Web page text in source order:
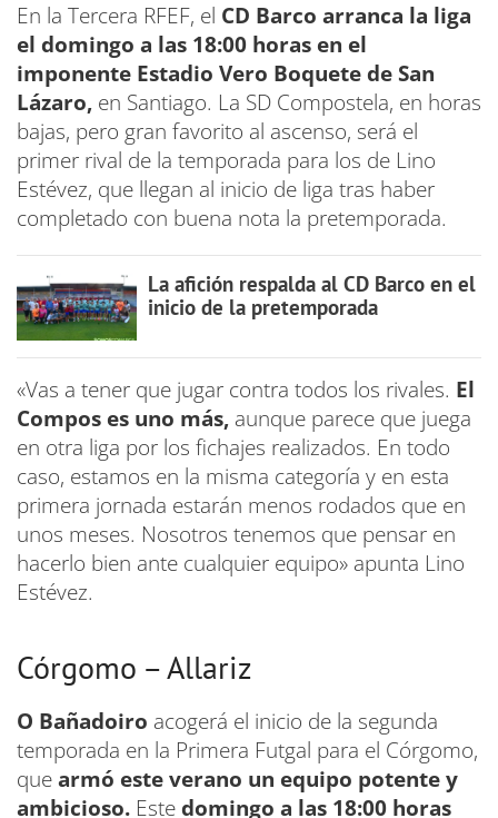
En la Tercera RFEF, el CD Barco arranca la liga
el domingo a las 18:00 horas en el
imponente Estadio Vero Boquete de San
Lázaro, en Santiago. La SD Compostela, en horas
bajas, pero gran favorito al ascenso, será el
primer rival de la temporada para los de Lino
Estévez, que llegan al inicio de liga tras haber
completado con buena nota la pretemporada.
La afición respalda al CD Barco en el
inicio de la pretemporada
«Vas a tener que jugar contra todos los rivales. El
Compos es uno más, aunque parece que juega
en otra liga por los fichajes realizados. En todo
caso, estamos en la misma categoría y en esta
primera jornada estarán menos rodados que en
unos meses. Nosotros tenemos que pensar en
hacerlo bien ante cualquier equipo» apunta Lino
Estévez.
Córgomo – Allariz
O Bañadoiro acogerá el inicio de la segunda
temporada en la Primera Futgal para el Córgomo,
quearmó este verano un equipo potente y
ambicioso. Este domingo a las 18:00 horas